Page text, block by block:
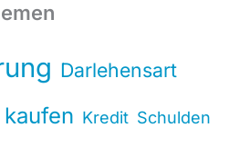
Darlehensart
Kredit Schulden